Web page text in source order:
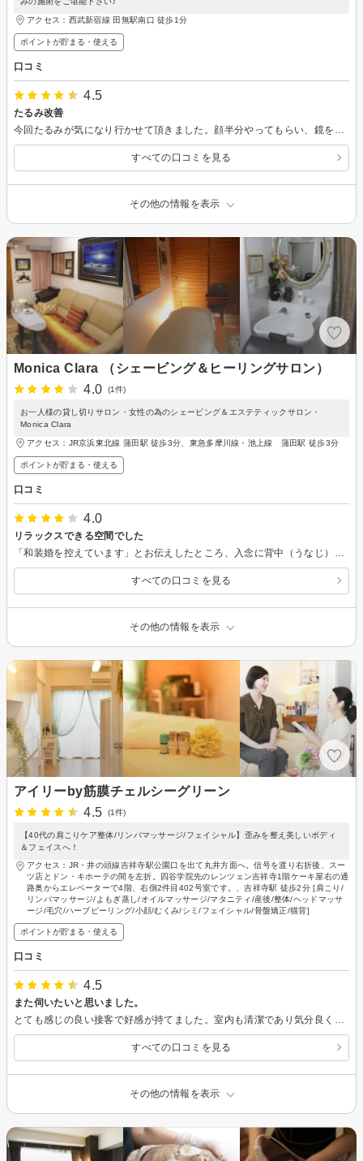
アクセス：西武新宿線 田無駅南口 徒歩1分
ポイントが貯まる・使える
口コミ
4.5
たるみ改善
すべての口コミを見る
その他の情報を表示
Monica Clara （シェービング＆ヒーリングサロン）
4.0
(1件)
お一人様の貸し切りサロン・女性の為のシェービング＆エステティックサロン・
Monica Clara
アクセス：JR京浜東北線 蒲田駅 徒歩3分、東急多摩川線・池上線 蒲田駅 徒歩3分
ポイントが貯まる・使える
口コミ
4.0
リラックスできる空間でした
すべての口コミを見る
その他の情報を表示
アイリーby筋膜チェルシーグリーン
4.5
(1件)
【40代の肩こりケア整体/リンパマッサージ/フェイシャル】歪みを整え美しいボディ
＆フェイスへ！
アクセス：JR・井の頭線吉祥寺駅公園口を出て丸井方面へ。信号を渡り右折後、スー
ツ店とドン・キホーテの間を左折。四谷学院先のレンツェン吉祥寺1階ケーキ屋右の通
路奥からエレベーターで4階、右側2件目402号室です。、吉祥寺駅 徒歩2分 [肩こり/
リンパマッサージ/よもぎ蒸し/オイルマッサージ/マタニティ/産後/整体/ヘッドマッサ
ージ/毛穴/ハーブピーリング/小顔/むくみ/シミ/フェイシャル/骨盤矯正/猫背]
ポイントが貯まる・使える
口コミ
4.5
また伺いたいと思いました。
すべての口コミを見る
その他の情報を表示